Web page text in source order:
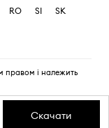
RO SI
SK
правом і належить
Скачати